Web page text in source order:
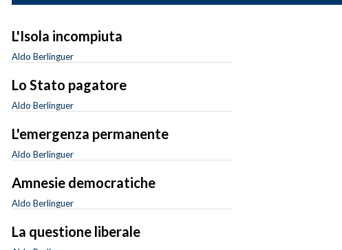
L'Isola incompiuta
Aldo Berlinguer
Lo Stato pagatore
Aldo Berlinguer
L'emergenza permanente
Aldo Berlinguer
Amnesie democratiche
Aldo Berlinguer
La questione liberale